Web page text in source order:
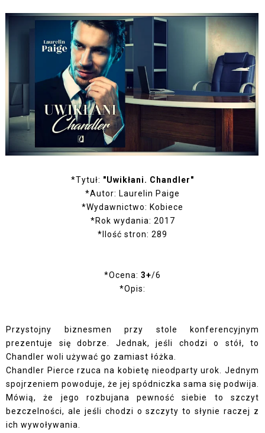
*Tytuł: "Uwikłani. Chandler"
*Autor: Laurelin Paige
*Wydawnictwo: Kobiece
*Rok wydania: 2017
*Ilość stron: 289
*Ocena: 3+/6
*Opis:
Przystojny biznesmen przy stole konferencyjnym
prezentuje się dobrze. Jednak, jeśli chodzi o stół, to
Chandler woli używać go zamiast łóżka.
Chandler Pierce rzuca na kobietę nieodparty urok. Jednym
spojrzeniem powoduje, że jej spódniczka sama się podwija.
Mówią, że jego rozbujana pewność siebie to szczyt
bezczelności, ale jeśli chodzi o szczyty to słynie raczej z
ich wywoływania.